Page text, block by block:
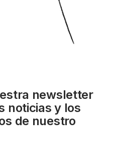
newsletter
noticias y los
de nuestro